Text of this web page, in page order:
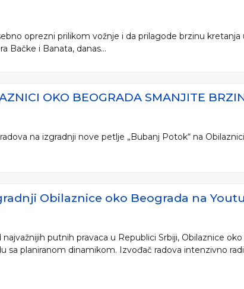
oprezni prilikom vožnje i da prilagode brzinu
Bačke i Banata, danas...
OKO BEOGRADA SMANJITE
na izgradnji nove petlje „Bubanj Potok“ na
Obilaznice oko Beograda na
putnih pravaca u Republici Srbiji, Obilaznice
sa planiranom dinamikom. Izvođač radova intenzivno radi